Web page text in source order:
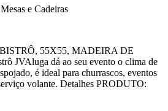
e Cadeiras
55X55, MADEIRA DE
JVAluga dá ao seu evento o clima de
é ideal para churrascos, eventos
volante. Detalhes PRODUTO: